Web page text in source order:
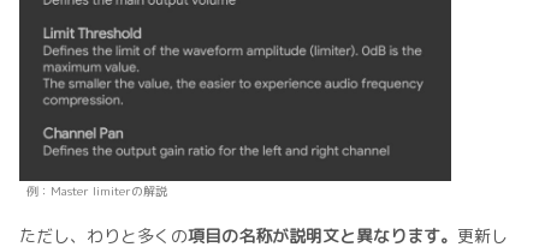
例：Master limiterの解説
ただし、わりと多くの項目の名称が説明文と異なります。 更新し